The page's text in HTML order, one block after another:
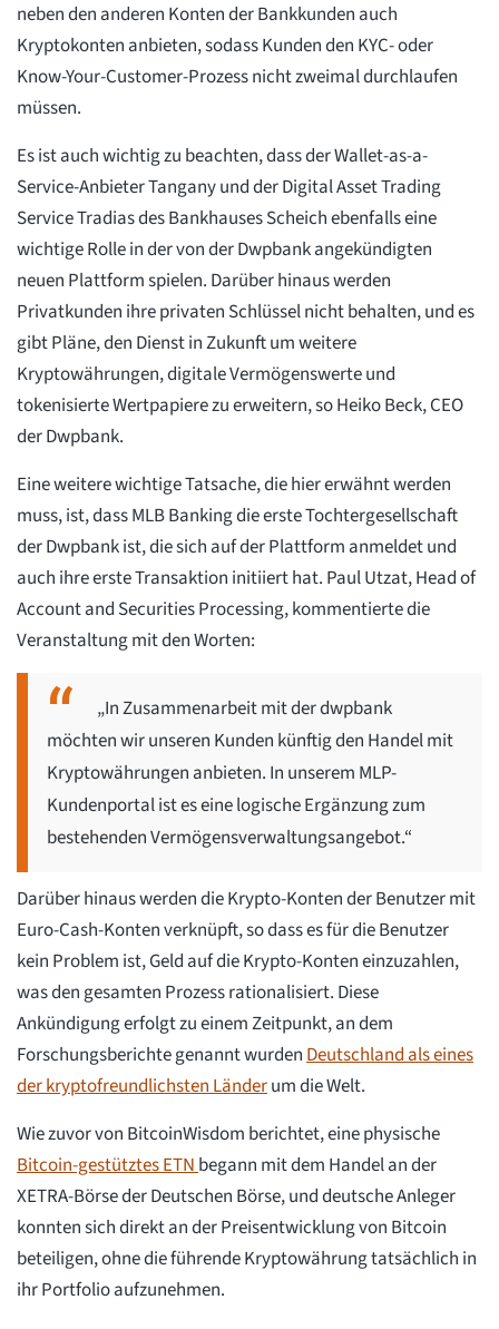
neben den anderen Konten der Bankkunden auch
Kryptokonten anbieten, sodass Kunden den KYC- oder
Know-Your-Customer-Prozess nicht zweimal durchlaufen
müssen.
Es ist auch wichtig zu beachten, dass der Wallet-as-a-
Service-Anbieter Tangany und der Digital Asset Trading
Service Tradias des Bankhauses Scheich ebenfalls eine
wichtige Rolle in der von der Dwpbank angekündigten
neuen Plattform spielen. Darüber hinaus werden
Privatkunden ihre privaten Schlüssel nicht behalten, und es
gibt Pläne, den Dienst in Zukunft um weitere
Kryptowährungen, digitale Vermögenswerte und
tokenisierte Wertpapiere zu erweitern, so Heiko Beck, CEO
der Dwpbank.
Eine weitere wichtige Tatsache, die hier erwähnt werden
muss, ist, dass MLB Banking die erste Tochtergesellschaft
der Dwpbank ist, die sich auf der Plattform anmeldet und
auch ihre erste Transaktion initiiert hat. Paul Utzat, Head of
Account and Securities Processing, kommentierte die
Veranstaltung mit den Worten:
„In Zusammenarbeit mit der dwpbank
möchten wir unseren Kunden künftig den Handel mit
Kryptowährungen anbieten. In unserem MLP-
Kundenportal ist es eine logische Ergänzung zum
bestehenden Vermögensverwaltungsangebot.“
Darüber hinaus werden die Krypto-Konten der Benutzer mit
Euro-Cash-Konten verknüpft, so dass es für die Benutzer
kein Problem ist, Geld auf die Krypto-Konten einzuzahlen,
was den gesamten Prozess rationalisiert. Diese
Ankündigung erfolgt zu einem Zeitpunkt, an dem
Forschungsberichte genannt wurdenDeutschland als eines
der kryptofreundlichsten Länderum die Welt.
Wie zuvor von BitcoinWisdom berichtet, eine physische
Bitcoin-gestütztes ETNbegann mit dem Handel an der
XETRA-Börse der Deutschen Börse, und deutsche Anleger
konnten sich direkt an der Preisentwicklung von Bitcoin
beteiligen, ohne die führende Kryptowährung tatsächlich in
ihr Portfolio aufzunehmen.